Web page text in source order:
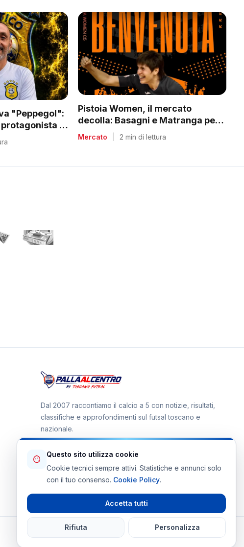
"Peppegol":
in
Pistoia Women, il mercato
decolla: Basagni e Matranga per il
nuovo corso di Nico Lami
Mercato 2 min di lettura
Dal 2007 raccontiamo il calcio a 5 con notizie, risultati,
classifiche e approfondimenti sul futsal toscano e
nazionale.
Canale WhatsApp
Telegram Toscana Futsal
© 2026 Palla al Centro · Tutti i diritti riservati
Questo sito utilizza cookie
Cookie tecnici sempre attivi. Statistiche e annunci solo
con il tuo consenso. Cookie Policy.
Accetta tutti
Rifiuta Personalizza